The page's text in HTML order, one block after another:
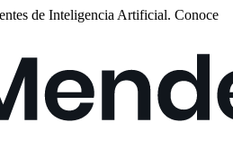
de Inteligencia Artificial. Conoce